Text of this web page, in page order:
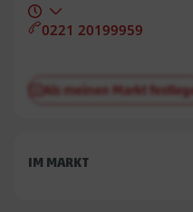
0221 20199959
Als meinen Markt
IM MARKT